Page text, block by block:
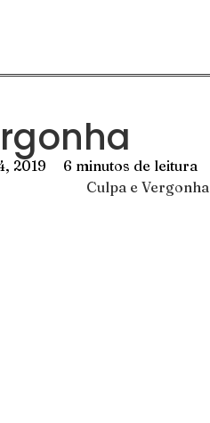
2019 6 minutos de leitura